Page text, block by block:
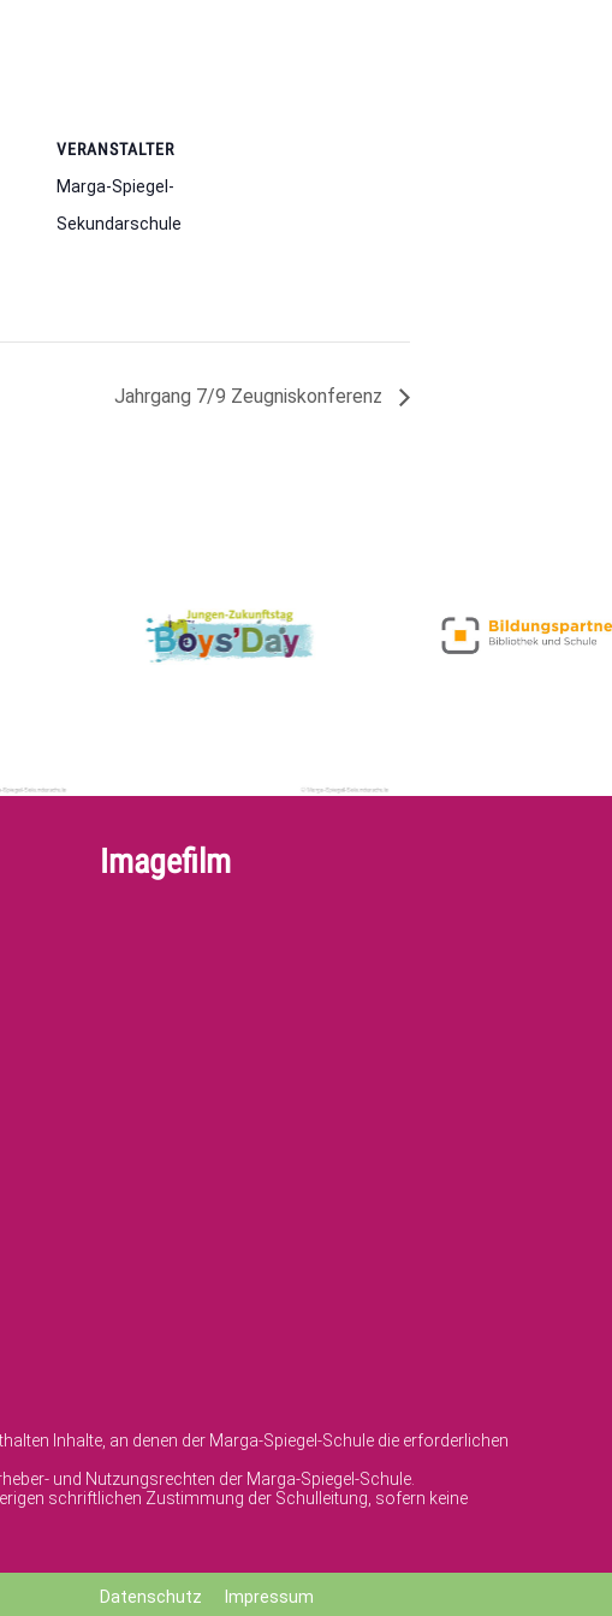
VERANSTALTER
Marga-Spiegel-
Sekundarschule
Jahrgang 7/9 Zeugniskonferenz
Imagefilm
Inhalte, an denen der Marga-Spiegel-Schule die erforderlichen
und Nutzungsrechten der Marga-Spiegel-Schule.
schriftlichen Zustimmung der Schulleitung, sofern keine
Datenschutz Impressum